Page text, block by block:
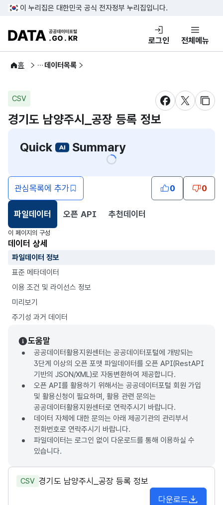
콘텐츠 바로가기
푸터 바로가기
이 누리집은 대한민국 공식 전자정부 누리집입니다.
DATA.GO.KR 공공데이터포털
로그인 전체메뉴
홈
공공데이터 데이터목록
CSV
새창 열림새창 열림
새창
경기도 남양주시_공장 등록 정보
Quick
Summary
관심목록에 추가 0 0
파일데이터
선택됨
오픈 API 추천데이터
이 페이지의 구성
데이터 상세
파일데이터 정보
표준 메타데이터
이용 조건 및 라이선스 정보
미리보기
주기성 과거 데이터
도움말
공공데이터활용지원센터는 공공데이터포털에 개방되는
3단계 이상의 오픈 포맷 파일데이터를 오픈 API(RestAPI
기반의 JSON/XML)로 자동변환하여 제공합니다.
오픈 API를 활용하기 위해서는 공공데이터포털 회원 가입
및 활용신청이 필요하며, 활용 관련 문의는
공공데이터활용지원센터로 연락주시기 바랍니다.
데이터 자체에 대한 문의는 아래 제공기관의 관리부서
전화번호로 연락주시기 바랍니다.
파일데이터는 로그인 없이 다운로드를 통해 이용하실 수
있습니다.
CSV 경기도 남양주시_공장 등록 정보
다운로드